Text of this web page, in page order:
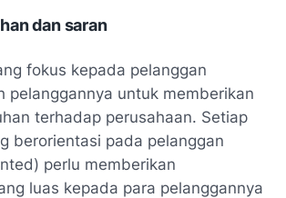
dan saran
fokus kepada pelanggan
pelanggannya untuk memberikan
terhadap perusahaan. Setiap
berorientasi pada pelanggan
) perlu memberikan
luas kepada para pelanggannya